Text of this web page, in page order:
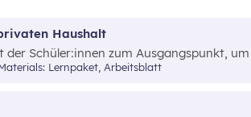
Haushalt
Schüler:innen zum Ausgangspunkt, um
anschaulich zu unterscheiden und
Lernpaket, Arbeitsblatt